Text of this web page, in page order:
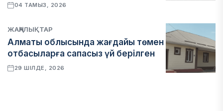
04 ТАМЫЗ, 2026
ЖАҢАЛЫҚТАР
Алматы облысында жағдайы төмен
отбасыларға сапасыз үй берілген
29 ШІЛДЕ, 2026